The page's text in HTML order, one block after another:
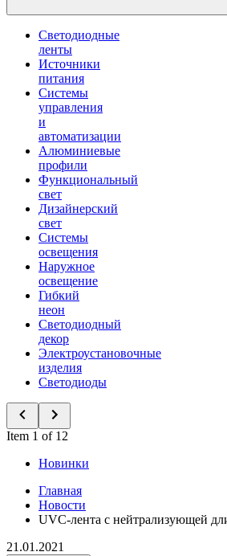
Светодиодные
ленты
Источники
питания
Системы
управления
и
автоматизации
Алюминиевые
профили
Функциональный
свет
Дизайнерский
свет
Системы
освещения
Наружное
освещение
Гибкий
неон
Светодиодный
декор
Электроустановочные
изделия
Светодиоды
Item 1 of 12
Новинки
Главная
Новости
UVC-лента с нейтрализующей
21.01.2021